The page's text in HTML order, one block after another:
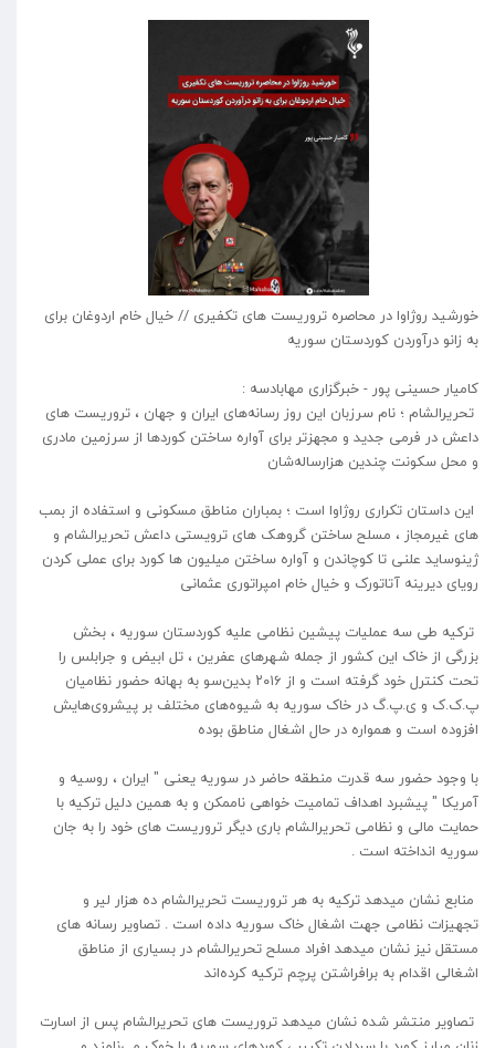
خورشید روژاوا در محاصره تروریست های تکفیری // خیال خام اردوغان برای
به زانو درآوردن کوردستان سوریه
کامیار حسینی پور - خبرگزاری مهابادسه :
تحریرالشام ؛ نام سرزبان این روز رسانه‌های ایران و جهان ، تروریست های
داعش در فرمی جدید و مجهزتر برای آواره ساختن کوردها از سرزمین مادری
و محل سکونت چندین هزارساله‌شان
این داستان تکراری روژاوا است ؛ بمباران مناطق مسکونی و استفاده از بمب
های غیرمجاز ، مسلح ساختن گروهک های ترویستی داعش تحریرالشام و
ژینوساید علنی تا کوچاندن و آواره ساختن میلیون ها کورد برای عملی کردن
رویای دیرینه آتاتورک و خیال خام امپراتوری عثمانی
ترکیه طی سه عملیات پیشین نظامی علیه کوردستان سوریه ، بخش
بزرگی از خاک این کشور از جمله شهرهای عفرین ، تل ابیض و جرابلس را
تحت‌ کنترل خود گرفته است و از ۲۰۱۶ بدین‌سو به بهانه حضور نظامیان
پ.ک.ک و ی.پ.گ در خاک سوریه به شیوه‌های مختلف بر پیشروی‌هایش
افزوده است و همواره در حال اشغال مناطق بوده
با وجود حضور سه قدرت منطقه حاضر در سوریه یعنی " ایران ، روسیه و
آمریکا " پیشبرد اهداف تمامیت خواهی ناممکن و به همین دلیل ترکیه با
حمایت مالی و نظامی تحریرالشام باری دیگر تروریست های خود را به جان
سوریه انداخته است .
منابع نشان میدهد ترکیه به هر تروریست تحریرالشام ده هزار لیر و
تجهیزات نظامی جهت اشغال خاک سوریه داده است . تصاویر رسانه های
مستقل نیز نشان میدهد افراد مسلح تحریرالشام در بسیاری از مناطق
اشغالی اقدام به برافراشتن پرچم ترکیه کرده‌‌اند
تصاویر منتشر شده نشان میدهد تروریست های تحریرالشام پس از اسارت